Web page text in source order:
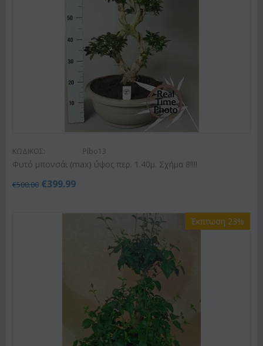
ΚΩΔΙΚΟΣ: Plbo13
Φυτό μπονσάι (max) ύψος περ. 1.40μ. Σχήμα 8!!!!
€500.00 €399.99
Έκπτωση 23%